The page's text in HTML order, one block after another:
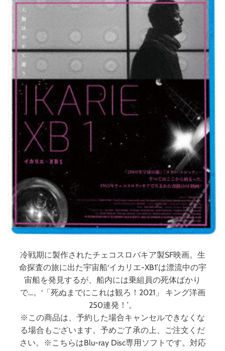
イ
ラ
リ
ー
0
0
-
ジ
オ
ン
残
光
-
（
ー
レ
イ
冷戦期に製作されたチェコスロバキア製SF映画。生
命探査の旅に出た宇宙船‘イカリエ-XB1’は漂流中の宇
宙船を発見するが、船内には乗組員の死体ばかり
で…。‘「死ぬまでにこれは観ろ！2021」 キング洋画
250連発！’。
※この商品は、予約した場合キャンセルできなくな
る場合もございます。予めご了承の上、ご注文くだ
さい。※こちらはBlu-ray Disc専用ソフトです。対応